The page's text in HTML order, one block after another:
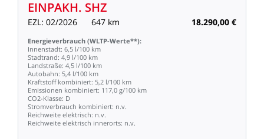
EINPAKH. SHZ
EZL: 02/2026 647 km 18.290,00 €
Energieverbrauch (WLTP-Werte**):
Innenstadt: 6,5 l/100 km
Stadtrand: 4,9 l/100 km
Landstraße: 4,5 l/100 km
Autobahn: 5,4 l/100 km
Kraftstoff kombiniert: 5,2 l/100 km
Emissionen kombiniert: 117,0 g/100 km
CO2-Klasse: D
Stromverbrauch kombiniert: n.v.
Reichweite elektrisch: n.v.
Reichweite elektrisch innerorts: n.v.